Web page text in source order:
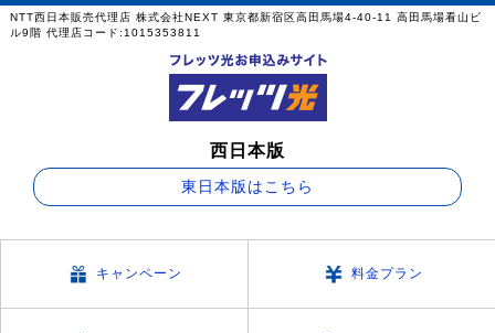
NTT西日本販売代理店 株式会社NEXT 東京都新宿区高田馬場4-40-11 高田馬場看山ビ
ル9階 代理店コード:1015353811
西日本版
東日本版はこちら
キャンペーン 料金プラン